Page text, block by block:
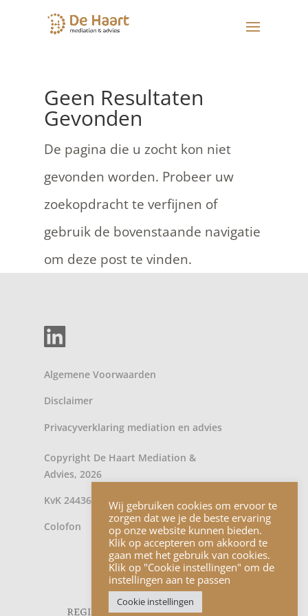
Geen Resultaten
Gevonden
De pagina die u zocht kon niet
gevonden worden. Probeer uw
zoekopdracht te verfijnen of
gebruik de bovenstaande navigatie
om deze post te vinden.
Algemene Voorwaarden
Disclaimer
Privacyverklaring mediation en advies
Copyright De Haart Mediation &
Advies, 2026
KvK 24436902
Colofon
Wij gebruiken cookies om ervoor te
zorgen dat we je de beste ervaring
op onze website kunnen bieden.
Klik op accepteren om akkoord te
gaan met het gebruik van cookies.
Klik op "Cookie instellingen" om de
instellingen aan te passen
Cookie instellingen